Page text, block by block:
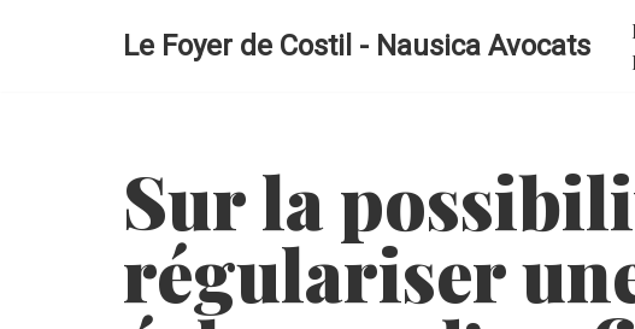
Le Foyer de Costil - Nausica Avocats
Sur la
régulariser